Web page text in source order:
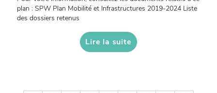
plan : SPW Plan Mobilité et Infrastructures 2019-2024 Liste
des dossiers retenus
Lire la suite